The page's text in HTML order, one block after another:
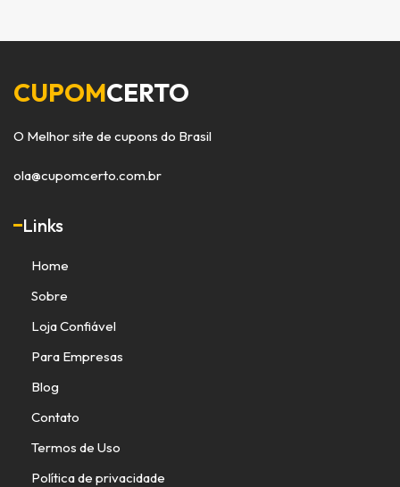
CUPOMCERTO
O Melhor site de cupons do Brasil
ola@cupomcerto.com.br
Links
Home
Sobre
Loja Confiável
Para Empresas
Blog
Contato
Termos de Uso
Política de privacidade